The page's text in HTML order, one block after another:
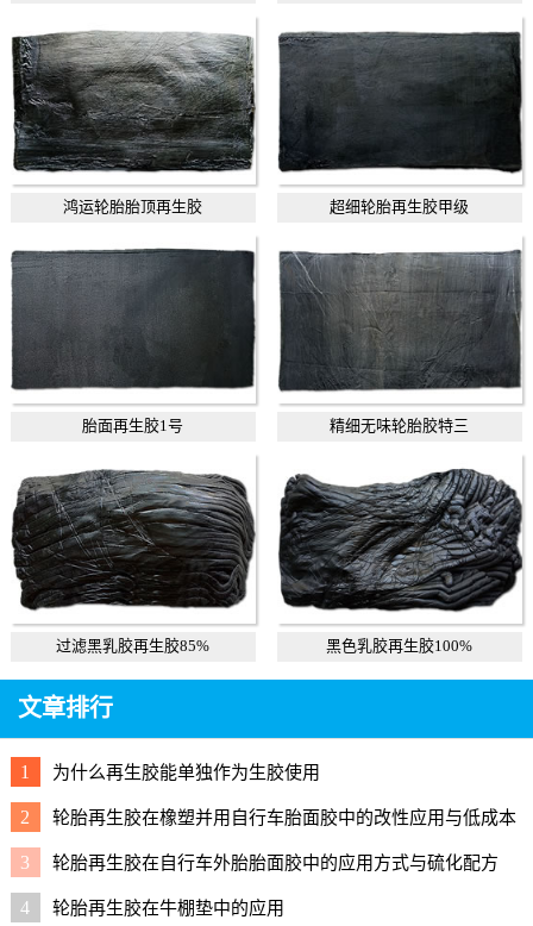
鸿运轮胎胎顶再生胶 超细轮胎再生胶甲级
胎面再生胶1号 精细无味轮胎胶特三
过滤黑乳胶再生胶85% 黑色乳胶再生胶100%
文章排行
1 为什么再生胶能单独作为生胶使用
2
轮胎再生胶在橡塑并用自行车胎面胶中的改性应用与低成本
配方
3 轮胎再生胶在自行车外胎胎面胶中的应用方式与硫化配方
4 轮胎再生胶在牛棚垫中的应用